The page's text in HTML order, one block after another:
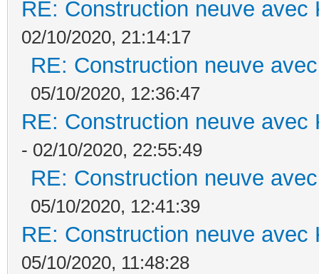
RE: Construction neuve avec
02/10/2020, 21:14:17
RE: Construction neuve
05/10/2020, 12:36:47
RE: Construction neuve avec
- 02/10/2020, 22:55:49
RE: Construction neuve
05/10/2020, 12:41:39
RE: Construction neuve avec
05/10/2020, 11:48:28